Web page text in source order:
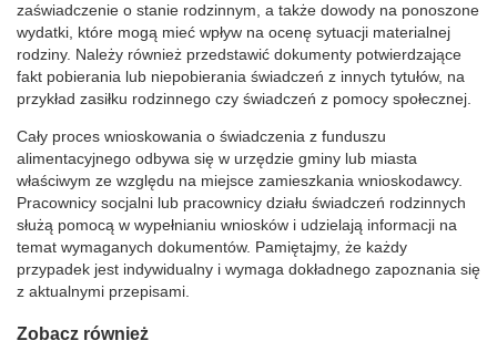
zaświadczenie o stanie rodzinnym, a także dowody na ponoszone
wydatki, które mogą mieć wpływ na ocenę sytuacji materialnej
rodziny. Należy również przedstawić dokumenty potwierdzające
fakt pobierania lub niepobierania świadczeń z innych tytułów, na
przykład zasiłku rodzinnego czy świadczeń z pomocy społecznej.
Cały proces wnioskowania o świadczenia z funduszu
alimentacyjnego odbywa się w urzędzie gminy lub miasta
właściwym ze względu na miejsce zamieszkania wnioskodawcy.
Pracownicy socjalni lub pracownicy działu świadczeń rodzinnych
służą pomocą w wypełnianiu wniosków i udzielają informacji na
temat wymaganych dokumentów. Pamiętajmy, że każdy
przypadek jest indywidualny i wymaga dokładnego zapoznania się
z aktualnymi przepisami.
Zobacz również